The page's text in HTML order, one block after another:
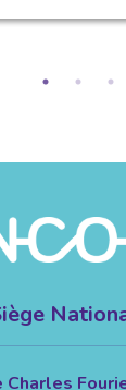
Charles